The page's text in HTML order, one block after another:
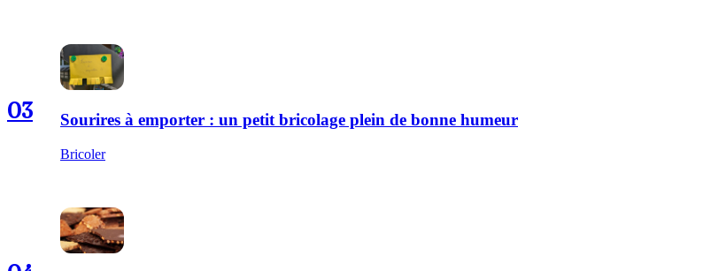
03 Sourires à emporter : un petit bricolage plein de bonne humeur
Bricoler